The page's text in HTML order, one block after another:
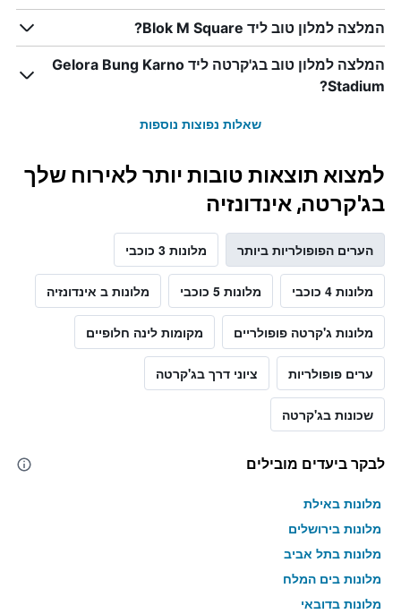
המלצה למלון טוב ליד Blok M Square?
המלצה למלון טוב בג'קרטה ליד Gelora Bung Karno
Stadium?
שאלות נפוצות נוספות
למצוא תוצאות טובות יותר לאירוח שלך
בג'קרטה, אינדונזיה
הערים הפופולריות ביותר מלונות 3 כוכבי
מלונות 4 כוכבי מלונות 5 כוכבי מלונות ב אינדונזיה
מלונות ג'קרטה פופולריים מקומות לינה חלופיים
ערים פופולריות ציוני דרך בג'קרטה
שכונות בג'קרטה
לבקר ביעדים מובילים
מלונות באילת
מלונות בירושלים
מלונות בתל אביב
מלונות בים המלח
מלונות בדובאי